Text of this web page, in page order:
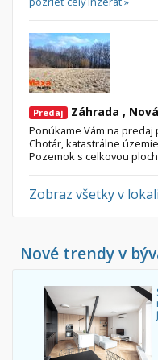
Predaj Záhrada ,
Ponúkame Vám na
Chotár, katastrálne
Pozemok s celkovou
Zobraz všetky v
Nové trendy v